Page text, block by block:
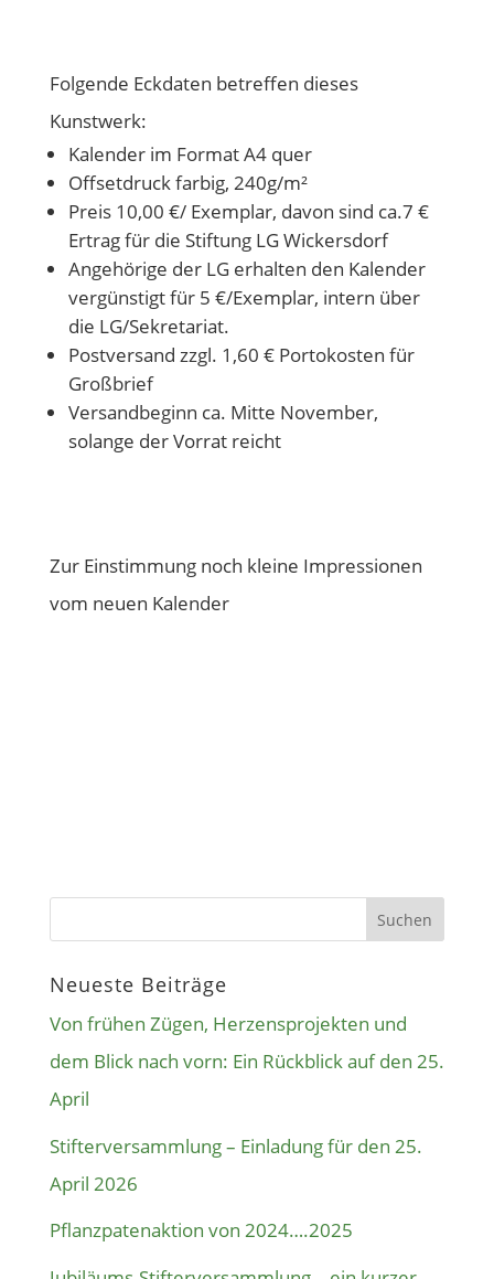
Folgende Eckdaten betreffen dieses
Kunstwerk:
Kalender im Format A4 quer
Offsetdruck farbig, 240g/m²
Preis 10,00 €/ Exemplar, davon sind ca.7 €
Ertrag für die Stiftung LG Wickersdorf
Angehörige der LG erhalten den Kalender
vergünstigt für 5 €/Exemplar, intern über
die LG/Sekretariat.
Postversand zzgl. 1,60 € Portokosten für
Großbrief
Versandbeginn ca. Mitte November,
solange der Vorrat reicht
Zur Einstimmung noch kleine Impressionen
vom neuen Kalender
Neueste Beiträge
Von frühen Zügen, Herzensprojekten und
dem Blick nach vorn: Ein Rückblick auf den 25.
April
Stifterversammlung – Einladung für den 25.
April 2026
Pflanzpatenaktion von 2024….2025